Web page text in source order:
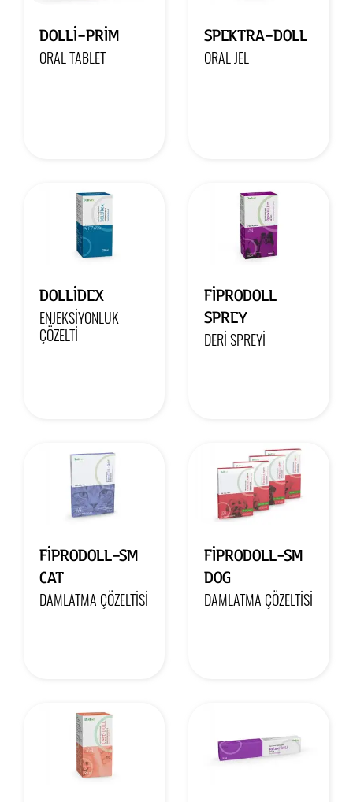
DOLLİ-PRİM
ORAL TABLET
SPEKTRA-DOLL
ORAL JEL
DOLLİDEX
ENJEKSIYONLUK
ÇÖZELTI
FİPRODOLL
SPREY
DERI SPREYI
FİPRODOLL-SM
CAT
DAMLATMA ÇÖZELTISI
FİPRODOLL-SM
DOG
DAMLATMA ÇÖZELTISI